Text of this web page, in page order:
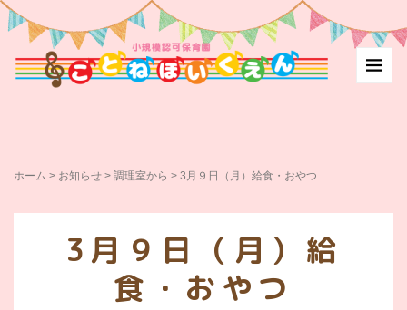
ホーム > お知らせ > 調理室から > 3月９日（月）給食・おやつ
3月９日（月）給
食・おやつ